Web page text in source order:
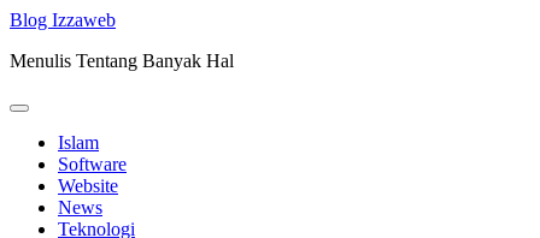
Skip
content
Blog Izzaweb
Menulis Tentang Banyak Hal
Islam
Software
Website
News
Teknologi